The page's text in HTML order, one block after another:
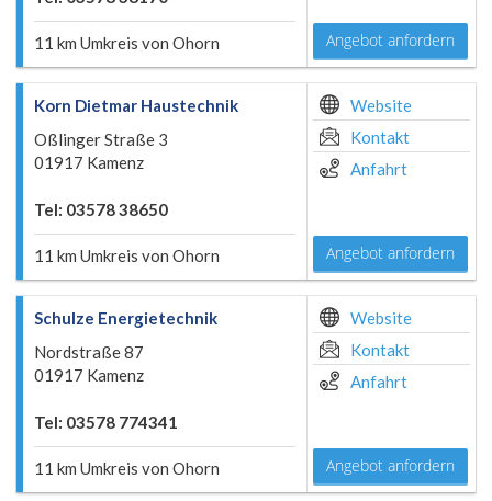
11 km Umkreis von Ohorn Angebot anfordern
Korn Dietmar Haustechnik
Oßlinger Straße 3
01917 Kamenz
Tel: 03578 38650
11 km Umkreis von Ohorn
Website
Kontakt
Anfahrt
Angebot anfordern
Schulze Energietechnik
Nordstraße 87
01917 Kamenz
Tel: 03578 774341
11 km Umkreis von Ohorn
Website
Kontakt
Anfahrt
Angebot anfordern